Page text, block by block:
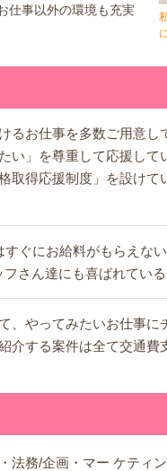
仕事以外の環境も充実
るお仕事を多数ご用意し
い」を尊重して応援し
取得応援制度」を設けて
ぐにお給料がもらえな
フさん達にも喜ばれてい
、やってみたいお仕事に
介する案件は全て交通費
法務/企画・マー ケティ